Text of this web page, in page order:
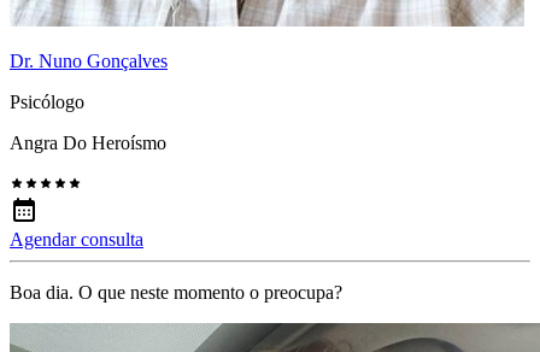
Dr. Nuno Gonçalves
Psicólogo
Angra Do Heroísmo
Agendar consulta
Boa dia. O que neste momento o preocupa?